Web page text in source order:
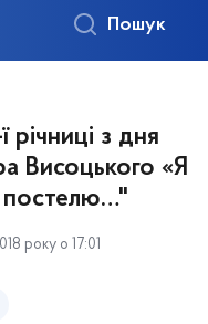
Пошук
річниці з дня
Висоцького «Я
року о 17:01